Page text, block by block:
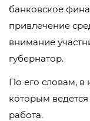
банковское
привлечение
внимание
губернатор.
По его словам, в
которым
работа.